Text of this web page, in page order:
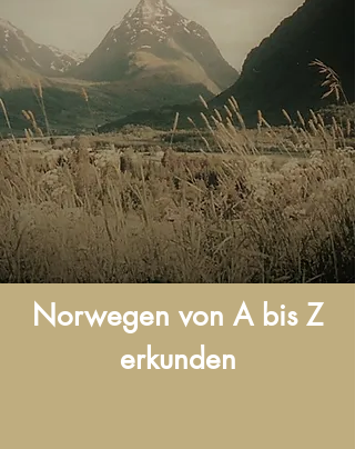
Norwegen von A bis Z
erkunden